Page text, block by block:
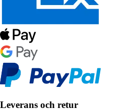
Leverans och retur